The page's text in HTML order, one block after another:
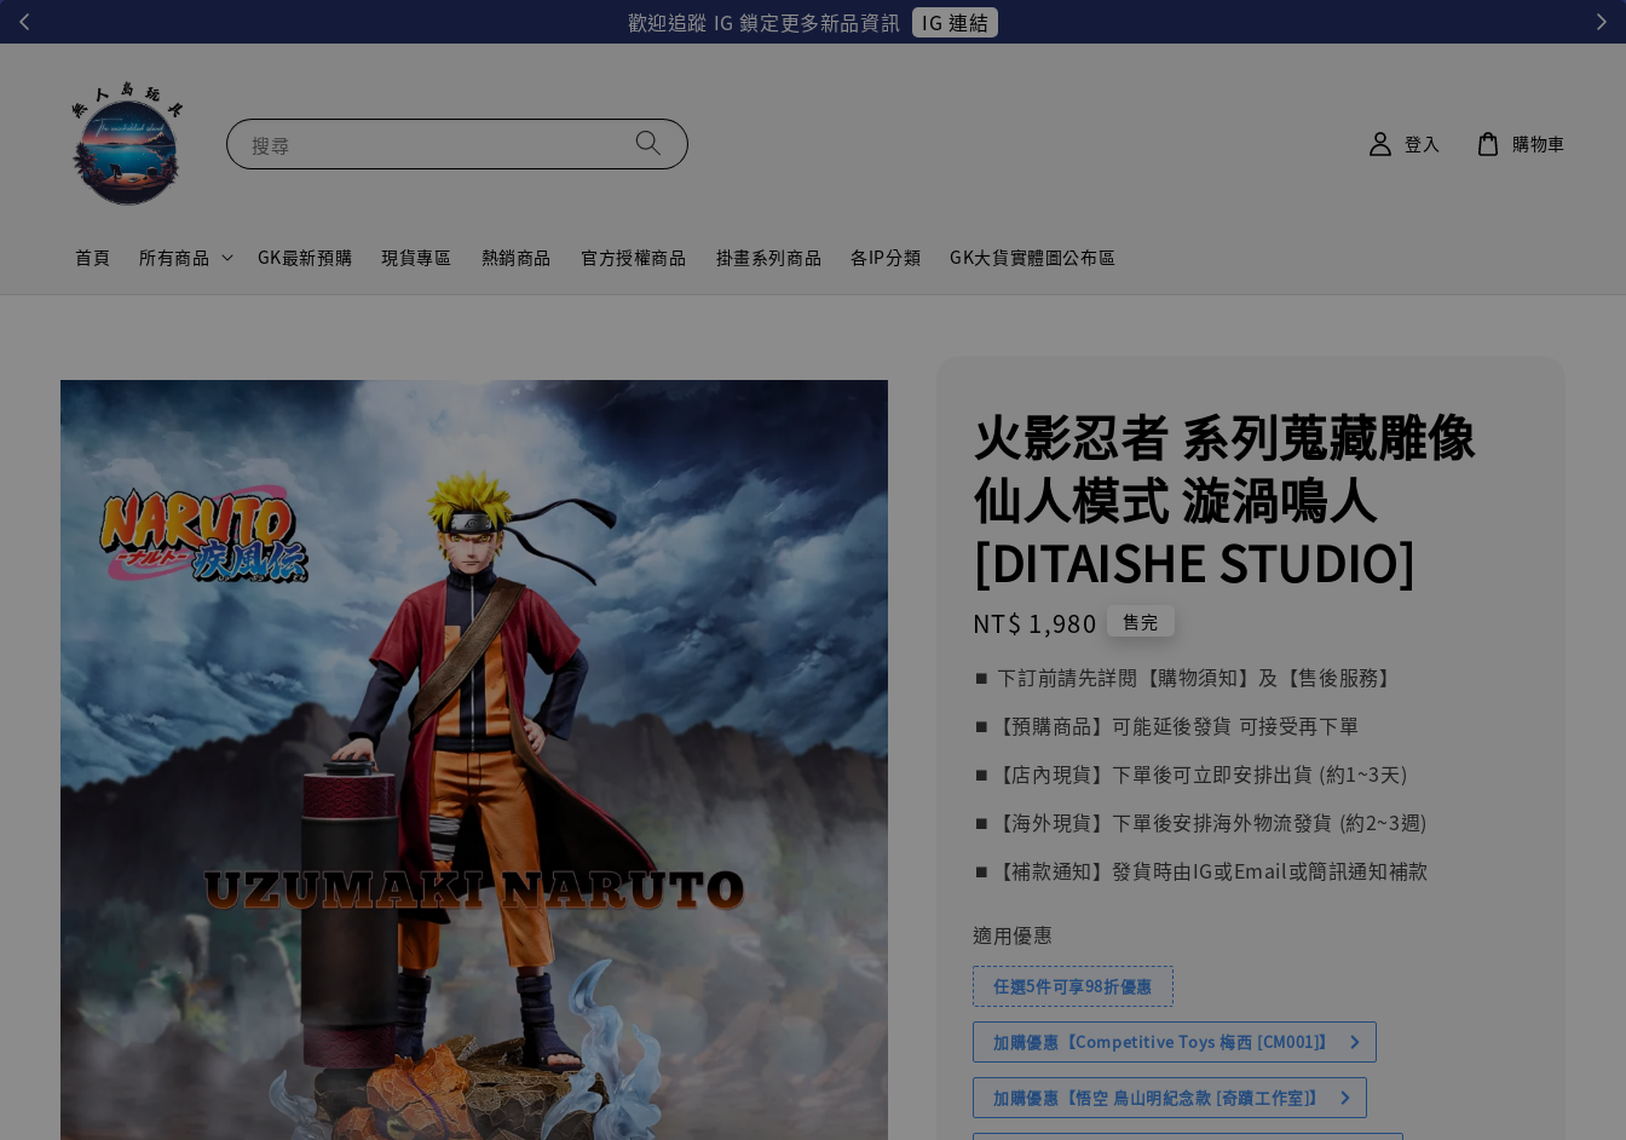
歡迎追蹤 IG 鎖定更多新品資訊 IG 連結
搜尋
首頁 所有商品 GK最新預購 現貨專區 熱銷商品 官方授權商品 掛畫系列商品 各IP分類 GK大貨實體圖公布區
登入 購物車
火影忍者 系列蒐藏雕像
仙人模式 漩渦鳴人
[DITAISHE STUDIO]
Regular
price
NT$ 1,980 售完
⏹︎ 下訂前請先詳閱【購物須知】及【售後服務】
⏹︎【預購商品】可能延後發貨 可接受再下單
⏹︎【店內現貨】下單後可立即安排出貨 (約1~3天)
⏹︎【海外現貨】下單後安排海外物流發貨 (約2~3週)
⏹︎【補款通知】發貨時由IG或Email或簡訊通知補款
適用優惠
任選5件可享98折優惠
加購優惠【Competitive Toys 梅西 [CM001]】
加購優惠【悟空 鳥山明紀念款 [奇蹟工作室]】